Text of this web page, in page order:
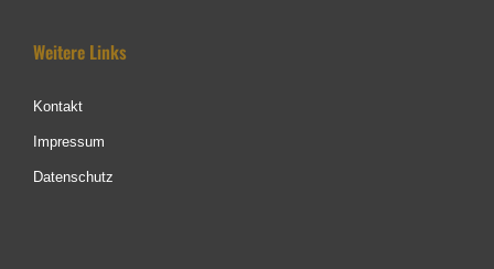
Weitere Links
Kontakt
Impressum
Datenschutz